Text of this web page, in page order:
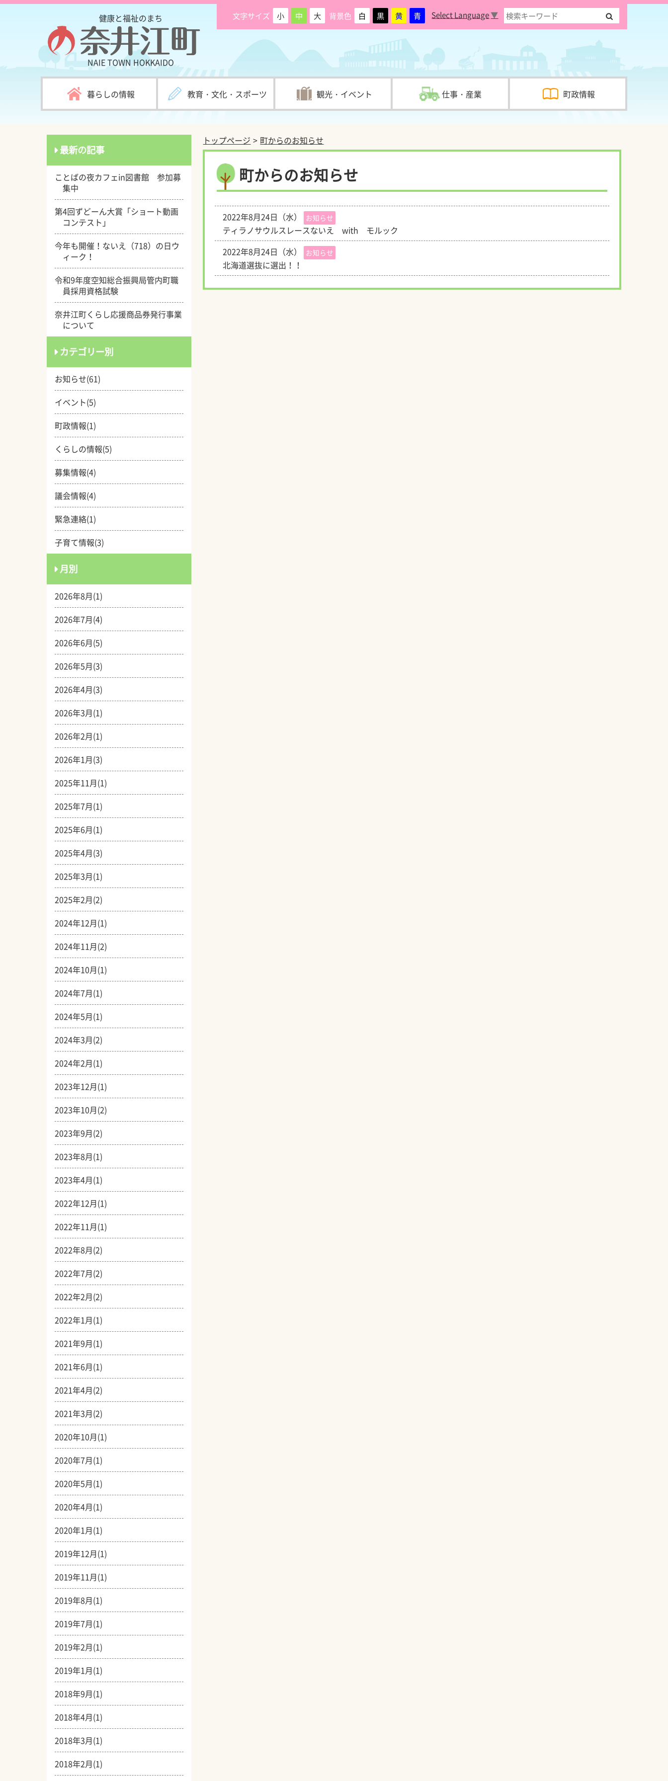
健康と福祉のまち
NAIE TOWNHOKKAIDO
文字サイズ 小 中 大 背景色 白 黒 黄 青 Select Language▼
暮らしの情報 教育・文化・スポーツ 観光・イベント 仕事・産業 町政情報
トップページ 町からのお知らせ
町からのお知らせ
2022年8月24日（水） お知らせ
ティラノサウルスレースないえ with モルック
2022年8月24日（水）
お知らせ
北海道選抜に選出！！
最新の記事
ことばの夜カフェin図書館 参加募
集中
第4回ずどーん大賞「ショート動画
コンテスト」
今年も開催！ないえ（718）の日ウ
ィーク！
令和9年度空知総合振興局管内町職
員採用資格試験
奈井江町くらし応援商品券発行事業
について
カテゴリー別
お知らせ(61)
イベント(5)
町政情報(1)
くらしの情報(5)
募集情報(4)
議会情報(4)
緊急連絡(1)
子育て情報(3)
月別
2026年8月(1)
2026年7月(4)
2026年6月(5)
2026年5月(3)
2026年4月(3)
2026年3月(1)
2026年2月(1)
2026年1月(3)
2025年11月(1)
2025年7月(1)
2025年6月(1)
2025年4月(3)
2025年3月(1)
2025年2月(2)
2024年12月(1)
2024年11月(2)
2024年10月(1)
2024年7月(1)
2024年5月(1)
2024年3月(2)
2024年2月(1)
2023年12月(1)
2023年10月(2)
2023年9月(2)
2023年8月(1)
2023年4月(1)
2022年12月(1)
2022年11月(1)
2022年8月(2)
2022年7月(2)
2022年2月(2)
2022年1月(1)
2021年9月(1)
2021年6月(1)
2021年4月(2)
2021年3月(2)
2020年10月(1)
2020年7月(1)
2020年5月(1)
2020年4月(1)
2020年1月(1)
2019年12月(1)
2019年11月(1)
2019年8月(1)
2019年7月(1)
2019年2月(1)
2019年1月(1)
2018年9月(1)
2018年4月(1)
2018年3月(1)
2018年2月(1)